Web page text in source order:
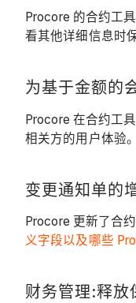
Procore 的合约工
看其他详细信息时
为基于金额的
Procore 在合约工
相关方的用户体验
变更通知单的
Procore 更新了合
义字段以及哪些
财务管理:释